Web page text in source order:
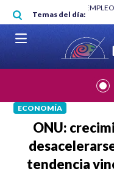
Pasar al contenido principal
Temas del día:
"HABLAR NO ES UN
ECONOMÍA
ONU:
tendencia